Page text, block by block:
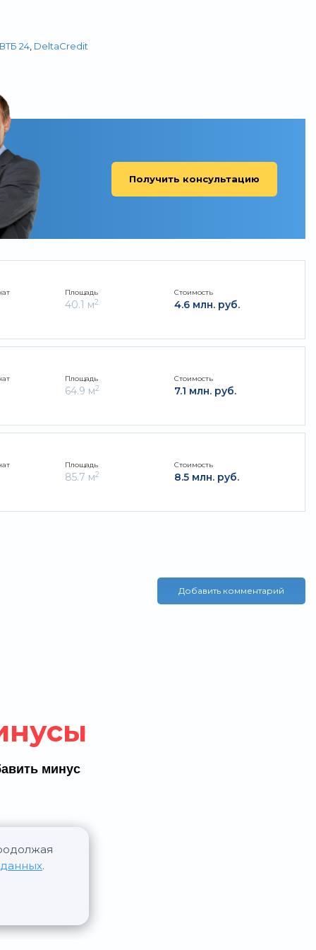
.
ВТБ 24, DeltaCredit
Получить консультацию
Площадь
40.1 м2
Стоимость
4.6 млн. руб.
Площадь
64.9 м2
Стоимость
7.1 млн. руб.
Площадь
85.7 м2
Стоимость
8.5 млн. руб.
Добавить комментарий
минус